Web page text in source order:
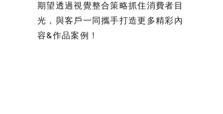
期望透過視覺整合策略抓住消費者目
光，與客戶一同攜手打造更多精彩內
容&作品案例！